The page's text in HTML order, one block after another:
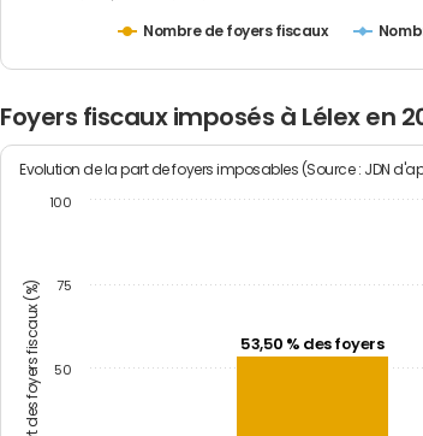
Nombre de foyers fiscaux
Foyers fiscaux imposés à Lélex en
Part des foyers fiscaux (%)
Evolution de la part de foyers imposables (Source : JDN
53,50 % des foyers
50
75
100